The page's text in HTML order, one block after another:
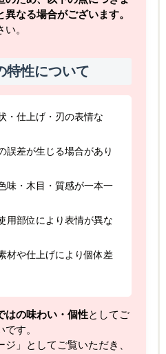
なる場合がございます。
。
特性について
・仕上げ・刃の表情な
誤差が生じる場合があり
味・木目・質感が一本一
用部位により表情が異な
材や仕上げにより個体差
はの味わい・個性としてご
す。
」としてご覧いただき、